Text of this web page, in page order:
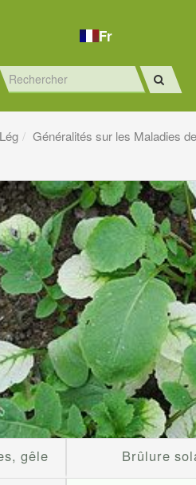
Fr
Généralités sur les Maladies
gêle Brûlure